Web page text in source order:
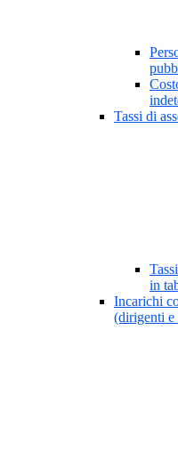
Tassi di
in
Incarichi
(dirigenti